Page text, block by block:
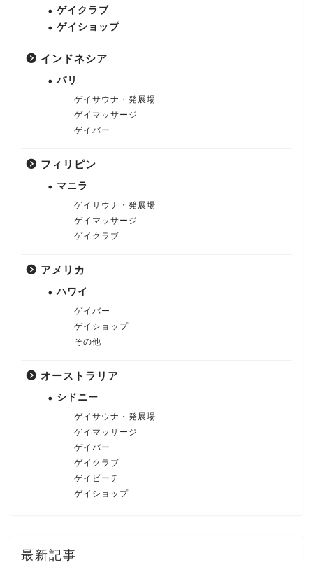
ゲイクラブ
ゲイショップ
インドネシア
バリ
ゲイサウナ・発展場
ゲイマッサージ
ゲイバー
フィリピン
マニラ
ゲイサウナ・発展場
ゲイマッサージ
ゲイクラブ
アメリカ
ハワイ
ゲイバー
ゲイショップ
その他
オーストラリア
シドニー
ゲイサウナ・発展場
ゲイマッサージ
ゲイバー
ゲイクラブ
ゲイビーチ
ゲイショップ
最新記事